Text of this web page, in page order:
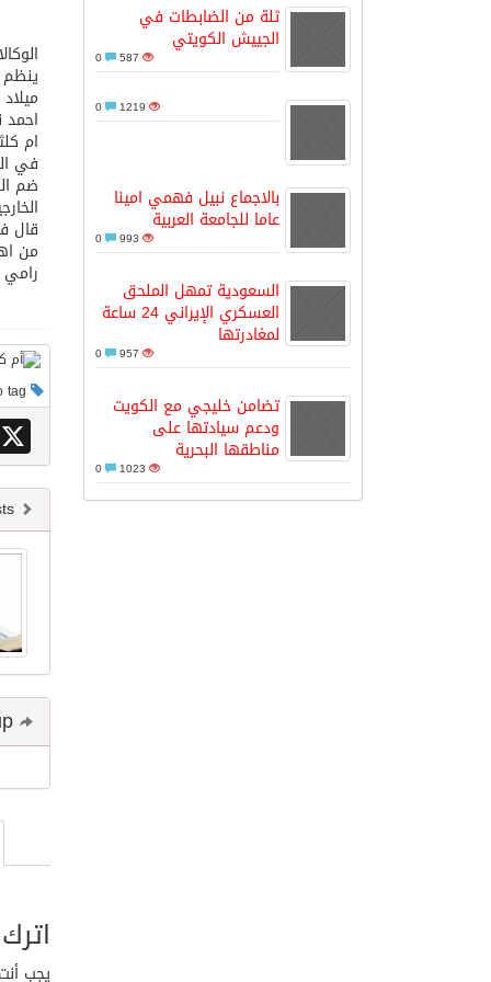
مدينة الملك سلمان للطاقة
كسوة الكعبة تعتلي البيت العتيق
“سبيس إكس” تطلق 24 قمرًا صناعيًا جديدًا إلى الفضاء
ثلة من الضابطات في
الجييش الكويتي
587
1219
بالاجماع نبيل فهمي امينا
عاما للجامعة العربية
993
السعودية تمهل الملحق
العسكري الإيراني 24 ساعة
لمغادرتها
957
تضامن خليجي مع الكويت
ودعم سيادتها على
مناطقها البحرية
1023
ميلاد ام
ام
في
ضم
قال
من
رامي
X
يجب